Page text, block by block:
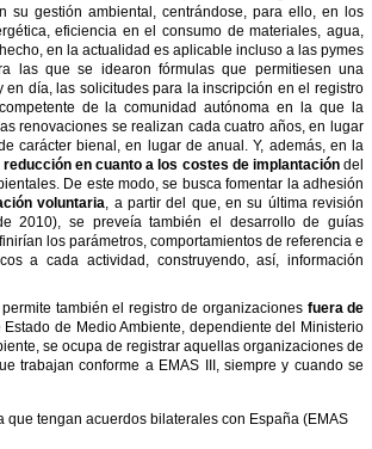
su gestión ambiental, centrándose, para ello, en los
eficiencia en el consumo de materiales, agua,
en la actualidad es aplicable incluso a las pymes
las que se idearon fórmulas que permitiesen una
en día, las solicitudes para la inscripción en el registro
de la comunidad autónoma en la que la
renovaciones se realizan cada cuatro años, en lugar
carácter bienal, en lugar de anual. Y, además, en la
reducción en cuanto a los costes de implantacióndel
De este modo, se busca fomentar la adhesión
voluntaria , a partir del que, en su última revisión
2010), se preveía también el desarrollo de guías
los parámetros, comportamientos de referencia e
a cada actividad, construyendo, así, información
permite también el registro de organizaciones fuera de
de Medio Ambiente, dependiente del Ministerio
se ocupa de registrar aquellas organizaciones de
trabajan conforme a EMAS III, siempre y cuando se
que tengan acuerdos bilaterales con España (EMAS